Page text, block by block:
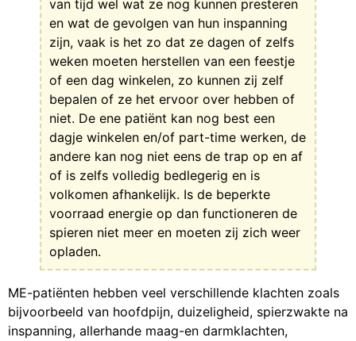
van tijd wel wat ze nog kunnen presteren
en wat de gevolgen van hun inspanning
zijn, vaak is het zo dat ze dagen of zelfs
weken moeten herstellen van een feestje
of een dag winkelen, zo kunnen zij zelf
bepalen of ze het ervoor over hebben of
niet. De ene patiënt kan nog best een
dagje winkelen en/of part-time werken, de
andere kan nog niet eens de trap op en af
of is zelfs volledig bedlegerig en is
volkomen afhankelijk. Is de beperkte
voorraad energie op dan functioneren de
spieren niet meer en moeten zij zich weer
opladen.
ME-patiënten hebben veel verschillende klachten zoals
bijvoorbeeld van hoofdpijn, duizeligheid, spierzwakte na
inspanning, allerhande maag-en darmklachten,